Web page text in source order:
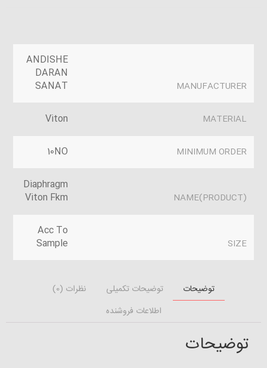
MANUFACTURER
ANDISHE
DARAN
SANAT
MATERIAL
Viton
MINIMUM ORDER
10NO
(PRODUCT)NAME
Diaphragm
Viton Fkm
SIZE
Acc To
Sample
توضیحات توضیحات تکمیلی
نظرات (0)
اطلاعات فروشنده
توضیحات